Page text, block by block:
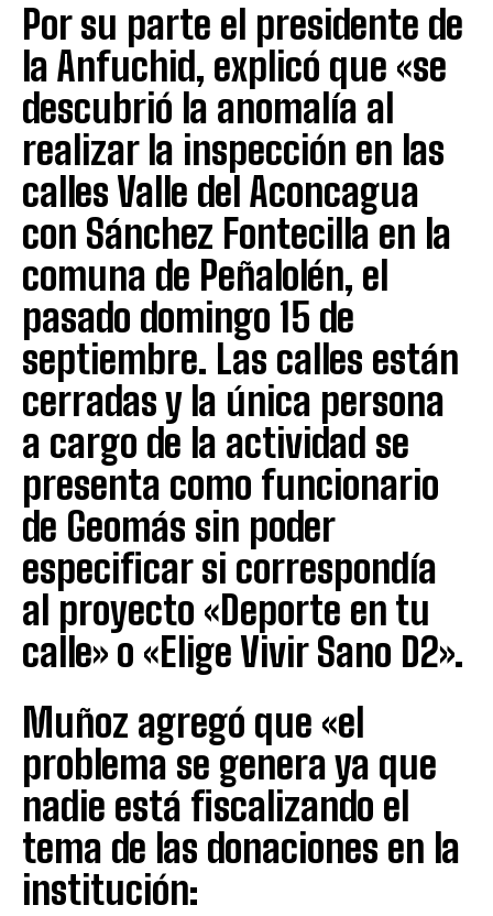
Por su parte el presidente de
la Anfuchid, explicó que «se
descubrió la anomalía al
realizar la inspección en las
calles Valle del Aconcagua
con Sánchez Fontecilla en la
comuna de Peñalolén, el
pasado domingo 15 de
septiembre. Las calles están
cerradas y la única persona
a cargo de la actividad se
presenta como funcionario
de Geomás sin poder
especificar si correspondía
al proyecto «Deporte en tu
calle» o «Elige Vivir Sano D2».
Muñoz agregó que «el
problema se genera ya que
nadie está fiscalizando el
tema de las donaciones en la
institución: